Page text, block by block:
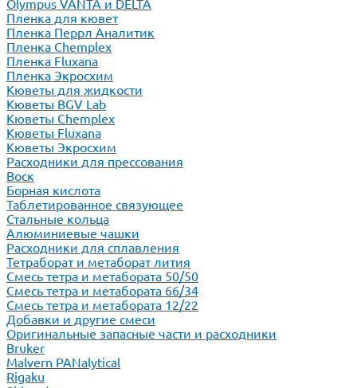
Olympus VANTA и DELTA
Пленка для кювет
Пленка Перрл Аналитик
Пленка Chemplex
Пленка Fluxana
Пленка Экросхим
Кюветы для жидкости
Кюветы BGV Lab
Кюветы Chemplex
Кюветы Fluxana
Кюветы Экросхим
Расходники для прессования
Воск
Борная кислота
Таблетированное связующее
Стальные кольца
Алюминиевые чашки
Расходники для сплавления
Тетраборат и метаборат лития
Смесь тетра и метабората 50/50
Смесь тетра и метабората 66/34
Смесь тетра и метабората 12/22
Добавки и другие смеси
Оригинальные запасные части и расходники
Bruker
Malvern PANalytical
Rigaku